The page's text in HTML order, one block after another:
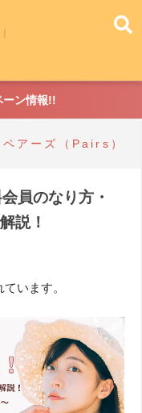
ーン情報!!
ペアーズ（Pairs）
員のなり方・
説！
います。